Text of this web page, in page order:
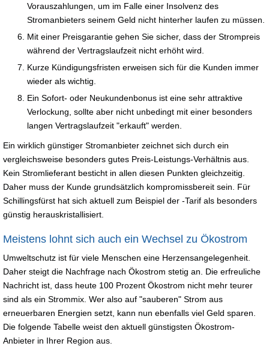
Vorauszahlungen, um im Falle einer Insolvenz des
Stromanbieters seinem Geld nicht hinterher laufen zu müssen.
Mit einer Preisgarantie gehen Sie sicher, dass der Strompreis
während der Vertragslaufzeit nicht erhöht wird.
Kurze Kündigungsfristen erweisen sich für die Kunden immer
wieder als wichtig.
Ein Sofort- oder Neukundenbonus ist eine sehr attraktive
Verlockung, sollte aber nicht unbedingt mit einer besonders
langen Vertragslaufzeit "erkauft" werden.
Ein wirklich günstiger Stromanbieter zeichnet sich durch ein
vergleichsweise besonders gutes Preis-Leistungs-Verhältnis aus.
Kein Stromlieferant besticht in allen diesen Punkten gleichzeitig.
Daher muss der Kunde grundsätzlich kompromissbereit sein. Für
Schillingsfürst hat sich aktuell zum Beispiel der -Tarif als besonders
günstig herauskristallisiert.
Meistens lohnt sich auch ein Wechsel zu Ökostrom
Umweltschutz ist für viele Menschen eine Herzensangelegenheit.
Daher steigt die Nachfrage nach Ökostrom stetig an. Die erfreuliche
Nachricht ist, dass heute 100 Prozent Ökostrom nicht mehr teurer
sind als ein Strommix. Wer also auf "sauberen" Strom aus
erneuerbaren Energien setzt, kann nun ebenfalls viel Geld sparen.
Die folgende Tabelle weist den aktuell günstigsten Ökostrom-
Anbieter in Ihrer Region aus.